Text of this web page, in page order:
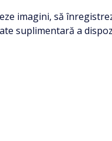
imagini, să
suplimentară a